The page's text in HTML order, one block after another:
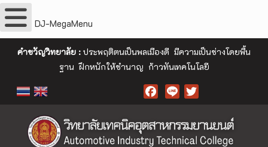
DJ-MegaMenu
คำขวัญวิทยาลัย : ประพฤติตนเป็นพลเมืองดี มีความเป็นช่างโดยพื้น
ฐาน ฝึกหนักให้ชำนาญ ก้าวทันเทคโนโลยี